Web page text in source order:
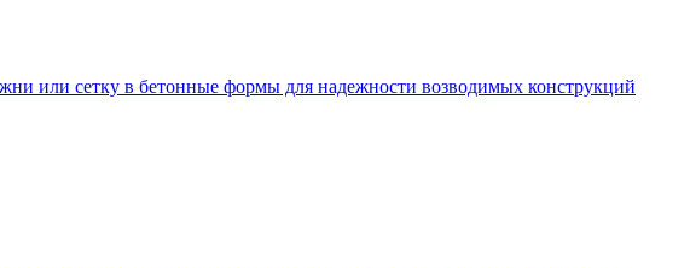
или сетку в бетонные формы для надежности возводимых конструкций